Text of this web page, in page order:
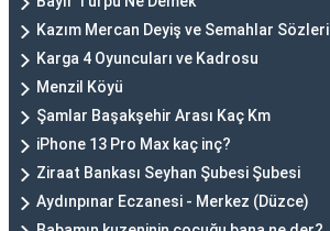
Kazım Mercan Deyiş ve Semahlar Sözleri
Karga 4 Oyuncuları ve Kadrosu
Menzil Köyü
Şamlar Başakşehir Arası Kaç Km
iPhone 13 Pro Max kaç inç?
Ziraat Bankası Seyhan Şubesi Şubesi
Aydınpınar Eczanesi - Merkez (Düzce)